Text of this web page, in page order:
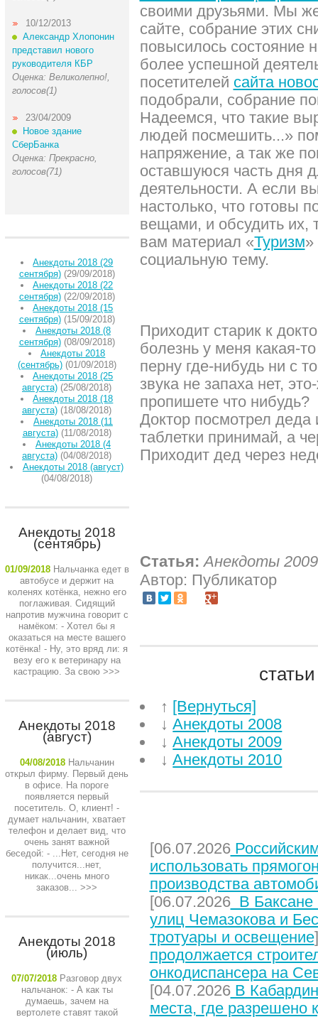
10/12/2013
Александр Хлопонин
представил нового
руководителя КБР
Оценка: Великолепно!,
голосов(1)
23/04/2009
Новое здание
СберБанка
Оценка: Прекрасно,
голосов(71)
Анекдоты 2018 (29
сентября)(29/09/2018)
Анекдоты 2018 (22
сентября)(22/09/2018)
Анекдоты 2018 (15
сентября)(15/09/2018)
Анекдоты 2018 (8
сентября)(08/09/2018)
Анекдоты 2018
(сентябрь)(01/09/2018)
Анекдоты 2018 (25
августа) (25/08/2018)
Анекдоты 2018 (18
августа) (18/08/2018)
Анекдоты 2018 (11
августа)(11/08/2018)
Анекдоты 2018 (4
августа) (04/08/2018)
Анекдоты 2018 (август)
(04/08/2018)
Анекдоты 2018
(сентябрь)
01/09/2018 Нальчанка едет в
автобусе и держит на
коленях котёнка, нежно его
поглаживая. Сидящий
напротив мужчина говорит с
намёком: - Хотел бы я
оказаться на месте вашего
котёнка! - Ну, это вряд ли: я
везу его к ветеринару на
кастрацию. За свою >>>
Анекдоты 2018
(август)
04/08/2018 Нальчанин
открыл фирму. Первый день
в офисе. На пороге
появляется первый
посетитель. О, клиент! -
думает нальчанин, хватает
телефон и делает вид, что
очень занят важной
беседой: - ...Нет, сегодня не
получится...нет,
никак...очень много
заказов... >>>
Анекдоты 2018
(июль)
07/07/2018 Разговор двух
нальчанок: - А как ты
думаешь, зачем на
вертолете ставят такой
своими друзьями. Мы
сайте, собрание этих
повысилось состояние
более успешной
посетителей сайта
подобрали, собрание
Надеемся, что такие
людей посмешить...»
напряжение, а так же
оставшуюся часть дня
деятельности. А если
настолько, что готовы
вещами, и обсудить
вам материал «Туризм»
социальную тему.
Приходит старик к
болезнь у меня какая-
перну где-нибудь ни с
звука не запаха нет,
пропишете что нибудь?
Доктор посмотрел деда
таблетки принимай, а
Приходит дед через
Статья: Анекдоты 2009
Автор: Публикатор
↑ [Вернуться]
↓Анекдоты 2008
↓Анекдоты 2009
↓Анекдоты 2010
[06.07.2026
использовать
производства
[06.07.2026В Баксане
улиц Чемазокова и
тротуары и освещение
продолжается
онкодиспансера на
[04.07.2026В
места, где разрешено